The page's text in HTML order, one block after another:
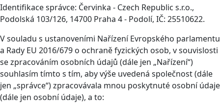
Identifikace správce: Červinka - Czech Republic s.r.o.,
Podolská 103/126, 14700 Praha 4 - Podolí, IČ: 25510622.
V souladu s ustanoveními Nařízení Evropského parlamentu
a Rady EU 2016/679 o ochraně fyzických osob, v souvislosti
se zpracováním osobních údajů (dále jen „Nařízení“)
souhlasím tímto s tím, aby výše uvedená společnost (dále
jen „správce“) zpracovávala mnou poskytnuté osobní údaje
(dále jen osobní údaje), a to: